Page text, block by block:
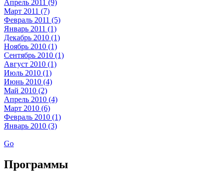
Апрель 2011 (9)
Март 2011 (7)
Февраль 2011 (5)
Январь 2011 (1)
Декабрь 2010 (1)
Ноябрь 2010 (1)
Сентябрь 2010 (1)
Август 2010 (1)
Июль 2010 (1)
Июнь 2010 (4)
Май 2010 (2)
Апрель 2010 (4)
Март 2010 (6)
Февраль 2010 (1)
Январь 2010 (3)
Go
Программы